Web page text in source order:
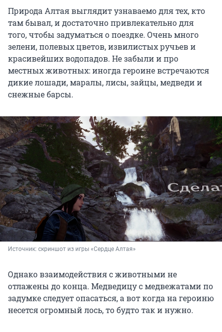
Природа Алтая выглядит узнаваемо для тех, кто
там бывал, и достаточно привлекательно для
того, чтобы задуматься о поездке. Очень много
зелени, полевых цветов, извилистых ручьев и
красивейших водопадов. Не забыли и про
местных животных: иногда героине встречаются
дикие лошади, маралы, лисы, зайцы, медведи и
снежные барсы.
Источник: скриншот из игры «Сердце Алтая»
Однако взаимодействия с животными не
отлажены до конца. Медведицу с медвежатами по
задумке следует опасаться, а вот когда на героиню
несется огромный лось, то будто так и нужно.